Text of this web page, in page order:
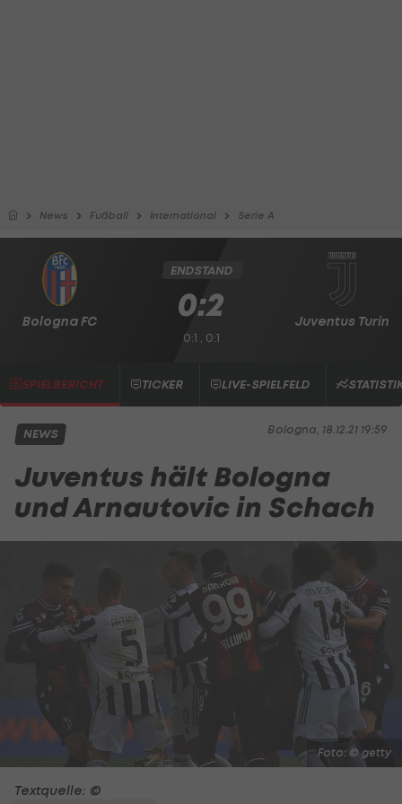
News Fußball International Serie A
Bologna FC Juventus Turin
ENDSTAND
0:2
0:1 , 0:1
SPIELBERICHT TICKER LIVE-SPIELFELD
Bologna, 18.12.21 19:59
NEWS
Juventus hält Bologna
und Arnautovic in Schach
Foto: © getty
Textquelle: ©